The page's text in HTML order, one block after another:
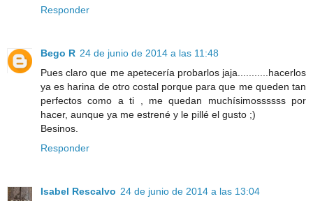
Responder
Bego R 24 de junio de 2014 a las 11:48
Pues claro que me apetecería probarlos jaja...........hacerlos
ya es harina de otro costal porque para que me queden tan
perfectos como a ti , me quedan muchísimossssss por
hacer, aunque ya me estrené y le pillé el gusto ;)
Besinos.
Responder
Isabel Rescalvo 24 de junio de 2014 a las 13:04